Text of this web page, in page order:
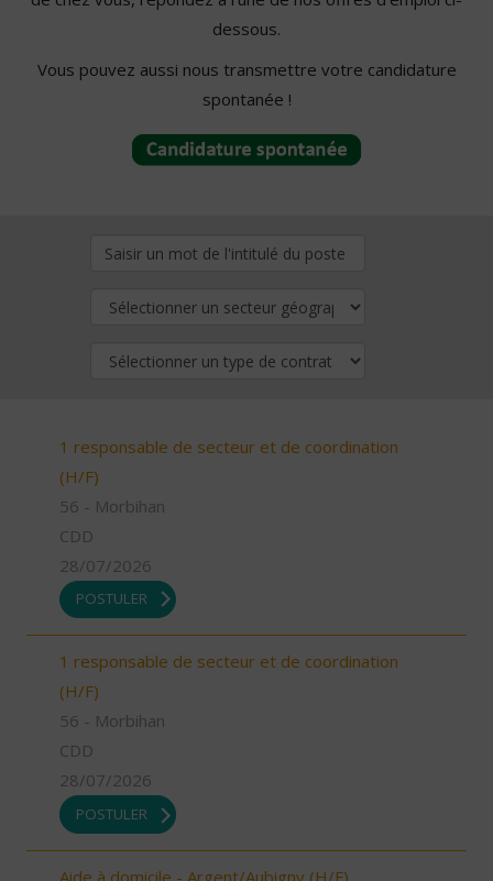
dessous.
Vous pouvez aussi nous transmettre votre candidature
spontanée !
1 responsable de secteur et de coordination
(H/F)
56 - Morbihan
CDD
28/07/2026
POSTULER
1 responsable de secteur et de coordination
(H/F)
56 - Morbihan
CDD
28/07/2026
POSTULER
Aide à domicile - Argent/Aubigny (H/F)